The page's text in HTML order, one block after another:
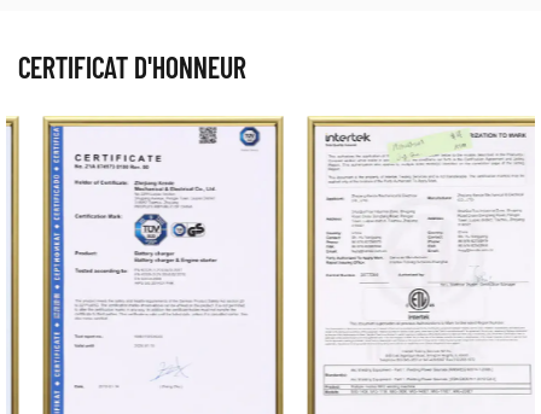
CERTIFICAT D'HONNEUR